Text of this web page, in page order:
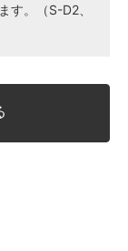
す。（S-D2、